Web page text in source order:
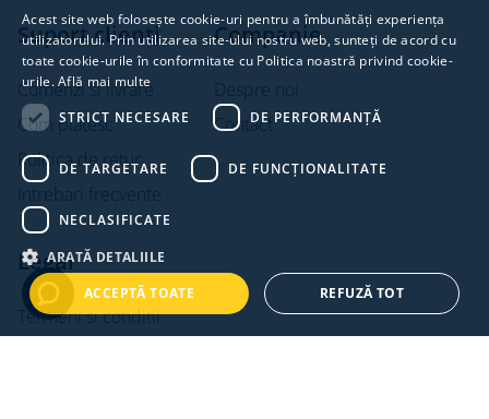
Suport clienti
Comenzi si livrare
Cum platesc
Politica de retur
Intrebari frecvente
Companie
Despre noi
Contact
Legal
Termeni si conditii
Acest site web folosește cookie-uri pentru a îmbunătăți experiența
utilizatorului. Prin utilizarea site-ului nostru web, sunteți de acord cu
toate cookie-urile în conformitate cu Politica noastră privind cookie-
urile.Află mai multe
STRICT NECESARE
DE PERFORMANȚĂ
DE TARGETARE DE FUNCŢIONALITATE
NECLASIFICATE
ARATĂ DETALIILE
ACCEPTĂ TOATE
REFUZĂ TOT